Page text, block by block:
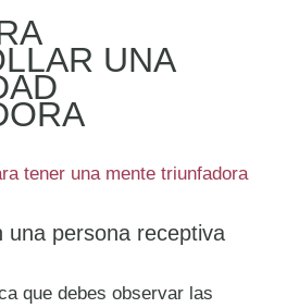
UNA
una persona receptiva
que debes observar las